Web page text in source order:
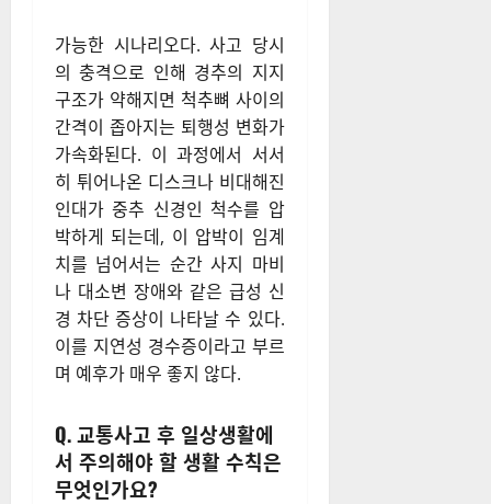
가능한 시나리오다. 사고 당시
의 충격으로 인해 경추의 지지
구조가 약해지면 척추뼈 사이의
간격이 좁아지는 퇴행성 변화가
가속화된다. 이 과정에서 서서
히 튀어나온 디스크나 비대해진
인대가 중추 신경인 척수를 압
박하게 되는데, 이 압박이 임계
치를 넘어서는 순간 사지 마비
나 대소변 장애와 같은 급성 신
경 차단 증상이 나타날 수 있다.
이를 지연성 경수증이라고 부르
며 예후가 매우 좋지 않다.
Q. 교통사고 후 일상생활에
서 주의해야 할 생활 수칙은
무엇인가요?